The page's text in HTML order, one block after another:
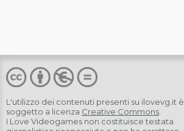
L'utilizzo dei contenuti presenti su ilovevg.it è
soggetto a licenza Creative Commons.
I Love Videogames non costituisce testata